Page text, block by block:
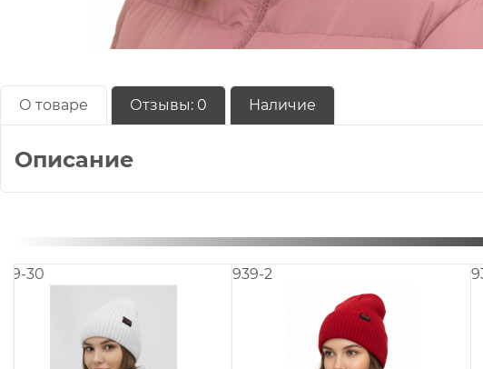
О товаре Отзывы: 0 Наличие
Описание
939-12 914R-P14